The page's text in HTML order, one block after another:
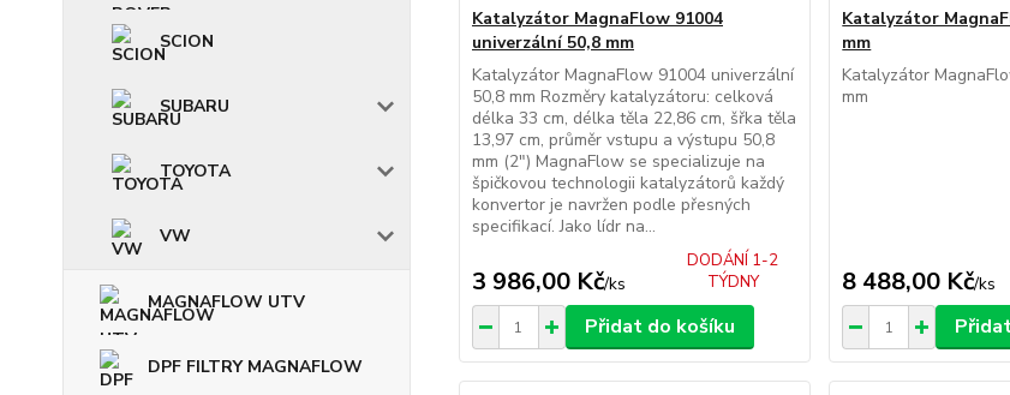
SCION
SUBARU
TOYOTA
VW
MAGNAFLOW UTV
DPF FILTRY MAGNAFLOW
Katalyzátor MagnaFlow 91004
univerzální 50,8 mm
Katalyzátor MagnaFlow 91004 univerzální
50,8 mm Rozměry katalyzátoru: celková
délka 33 cm, délka těla 22,86 cm, šřka těla
13,97 cm, průměr vstupu a výstupu 50,8
mm (2") MagnaFlow se specializuje na
špičkovou technologii katalyzátorů každý
konvertor je navržen podle přesných
specifikací. Jako lídr na...
3 986,00 Kč/ks
DODÁNÍ 1-2
TÝDNY
Přidat do košíku
Katalyzátor
mm
Katalyzátor
mm
8 488,00 Kč/ks